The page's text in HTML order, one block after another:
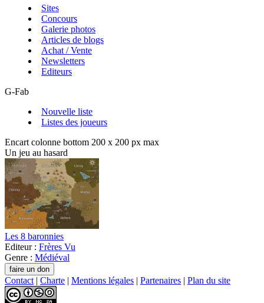
Sites
Concours
Galerie photos
Articles de blogs
Achat / Vente
Newsletters
Editeurs
G-Fab
Nouvelle liste
Listes des joueurs
Encart colonne bottom 200 x 200 px max
Un jeu au hasard
Les 8 baronnies
Editeur : Frères Vu
Genre : Médiéval
Contact | Charte | Mentions légales | Partenaires | Plan du site